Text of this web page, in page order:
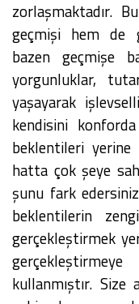
zorlaşmaktadır.
geçmişi hem de
bazen geçmişe
yorgunluklar,
yaşayarak
kendisini
beklentileri
hatta çok şeye
şunu fark
beklentilerin
gerçekleştirmek
kullanmıştır. Size